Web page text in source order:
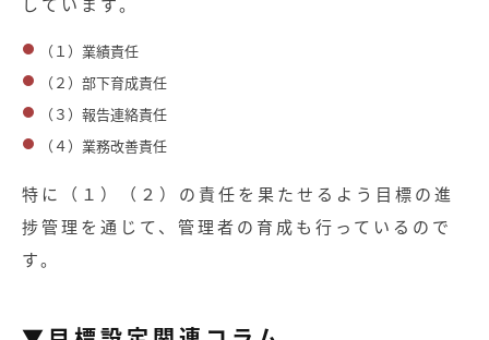
（１）業績責任
（２）部下育成責任
（３）報告連絡責任
（４）業務改善責任
特に（１）（２）の責任を果たせるよう目標の進
捗管理を通じて、管理者の育成も行っているので
す。